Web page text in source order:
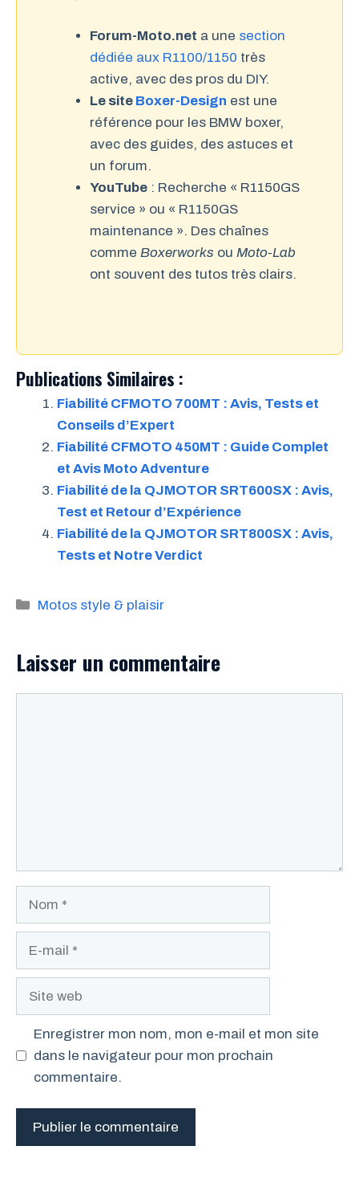
Forum-Moto.net a une section
dédiée aux R1100/1150 très
active, avec des pros du DIY.
Le site Boxer-Design est une
référence pour les BMW boxer,
avec des guides, des astuces et
un forum.
YouTube : Recherche « R1150GS
service » ou « R1150GS
maintenance ». Des chaînes
comme Boxerworks ou Moto-Lab
ont souvent des tutos très clairs.
Publications Similaires :
Fiabilité CFMOTO 700MT : Avis, Tests et
Conseils d’Expert
Fiabilité CFMOTO 450MT : Guide Complet
et Avis Moto Adventure
Fiabilité de la QJMOTOR SRT600SX : Avis,
Test et Retour d’Expérience
Fiabilité de la QJMOTOR SRT800SX : Avis,
Tests et Notre Verdict
Catégories
Motos style & plaisir
Laisser un commentaire
Enregistrer mon nom, mon e-mail et mon site
dans le navigateur pour mon prochain
commentaire.